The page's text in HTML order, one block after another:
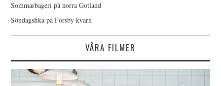
Sommarbageri på norra Gotland
Söndagsfika på Forsby kvarn
VÅRA FILMER